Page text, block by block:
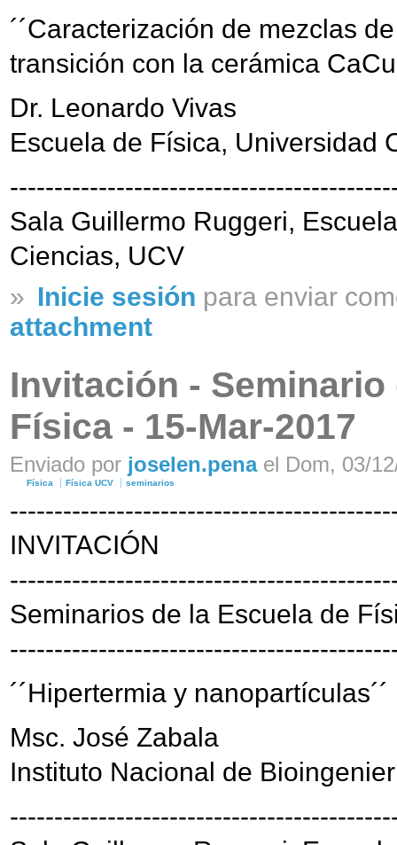
´´Caracterización de mezclas
transición con la cerámica
Dr. Leonardo Vivas
Escuela de Física, Universidad
Sala Guillermo Ruggeri,
Ciencias, UCV
» Inicie sesión para enviar
attachment
Invitación - Seminario
Física - 15-Mar-2017
Enviado por joselen.penael Dom, 03/
Física Física UCV seminarios
INVITACIÓN
Seminarios de la Escuela de
´´Hipertermia y nanopartículas´´
Msc. José Zabala
Instituto Nacional de